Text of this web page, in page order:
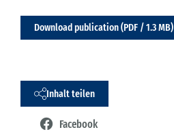
Download publication (PDF / 1.3 MB)
Inhalt teilen
Facebook